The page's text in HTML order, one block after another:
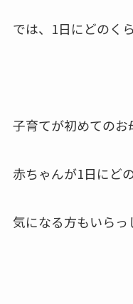
では、1日にどのく
子育てが初めてのお
赤ちゃんが1日にど
気になる方もいらっ